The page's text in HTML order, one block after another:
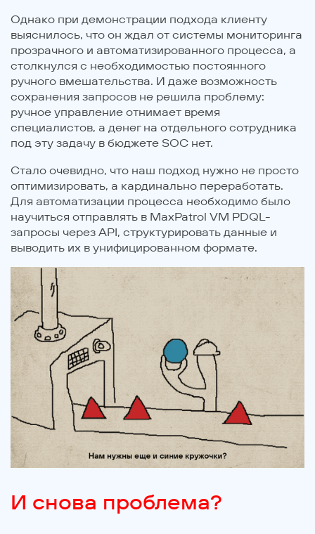
Однако при демонстрации подхода клиенту
выяснилось, что он ждал от системы мониторинга
прозрачного и автоматизированного процесса, а
столкнулся с необходимостью постоянного
ручного вмешательства. И даже возможность
сохранения запросов не решила проблему:
ручное управление отнимает время
специалистов, а денег на отдельного сотрудника
под эту задачу в бюджете SOC нет.
Стало очевидно, что наш подход нужно не просто
оптимизировать, а кардинально переработать.
Для автоматизации процесса необходимо было
научиться отправлять в MaxPatrol VМ PDQL-
запросы через API, структурировать данные и
выводить их в унифицированном формате.
И снова проблема?